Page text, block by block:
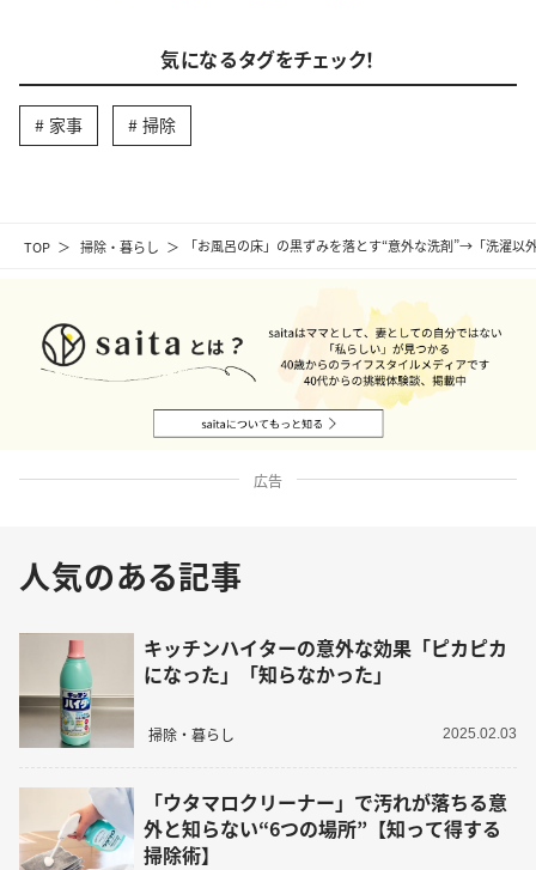
TOP 掃除・暮らし 「お風呂の床」の黒ずみを落とす“意外な洗剤”→「洗濯
気になるタグをチェック！
家事 掃除
広告
人気のある記事
キッチンハイターの意外な効果「ピカピカ
になった」「知らなかった」
掃除・暮らし 2025.02.03
「ウタマロクリーナー」で汚れが落ちる意
外と知らない“6つの場所”【知って得する
掃除術】